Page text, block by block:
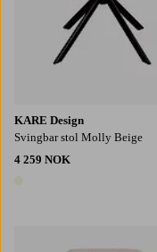
KARE Design
Svingbar stol Molly Beige
4 259 NOK